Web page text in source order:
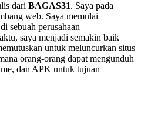
dari BAGAS31. Saya pada
web. Saya memulai
sebuah perusahaan
saya menjadi semakin baik
untuk meluncurkan situs
orang-orang dapat mengunduh
dan APK untuk tujuan